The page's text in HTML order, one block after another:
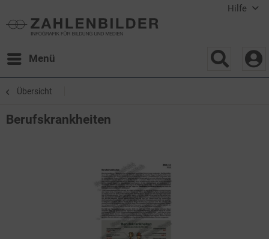
Hilfe
Menü
Übersicht
Berufskrankheiten